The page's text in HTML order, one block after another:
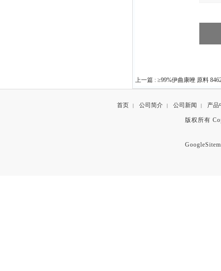
上一篇 : ≥99%伊曲康唑 原料
首页 | 公司简介 | 公司新闻 | 产品
版权所有